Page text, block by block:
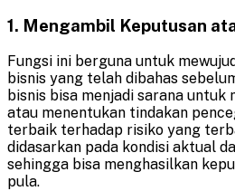
1. Mengambil Keputusan
Fungsi ini berguna untuk
bisnis yang telah dibahas
bisnis bisa menjadi sarana untuk
atau menentukan tindakan
terbaik terhadap risiko yang
didasarkan pada kondisi aktual
sehingga bisa menghasilkan
pula.